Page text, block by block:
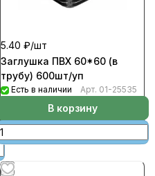
5.40 ₽/шт
Заглушка ПВХ 60*60 (в
трубу) 600шт/уп
Есть в наличии Арт. 01-25535
В корзину